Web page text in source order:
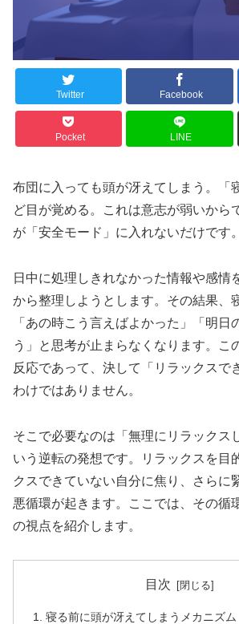
Twitter Facebook
Pocket LINE
布団に入っても頭が冴えてしまう。「
ど目が覚める。これは意志が弱いから
が「安全モード」に入れないだけです。
日中に処理しきれなかった情報や感情
から整理しようとします。その結果、
「あの時こう言えばよかった」「明日
う」と思考が止まらなくなります。こ
反応であって、決して「リラックスで
わけではありません。
そこで必要なのは「無理にリラックス
いう逆転の発想です。リラックスを目
クスできていない自分に焦り、さらに
悪循環が起きます。ここでは、その循
の視点を紹介します。
目次
寝る前に頭が冴えてしまうメカニズム